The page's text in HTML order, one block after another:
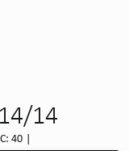
14
40 |